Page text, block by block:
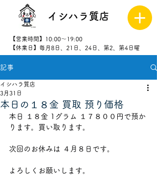
イシハラ質店
【営業時間】10:00～19:00
【休業日】毎月8日、21日、24日、第2、第4日曜
8523
記事
本日の１８金 買取 預り価格
イシハラ質店
3月31日
本日 １８金 1グラム １７８００円で預か
ります。買い取ります。
次回のお休みは ４月８日です。
よろしくお願いします。